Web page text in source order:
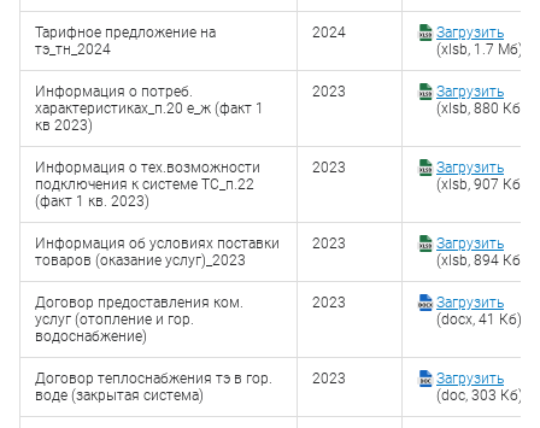
Тарифное предложение на
тэ_тн_2024
2024
Загрузить
(xlsb, 1.7 Мб)
Информация о потреб.
характеристиках_п.20 е_ж (факт 1
кв 2023)
2023
Загрузить
(xlsb, 880 Кб)
Информация о тех.возможности
подключения к системе ТС_п.22
(факт 1 кв. 2023)
2023
Загрузить
(xlsb, 907 Кб)
Информация об условиях поставки
товаров (оказание услуг)_2023
2023
Загрузить
(xlsb, 894 Кб)
Договор предоставления ком.
услуг (отопление и гор.
водоснабжение)
2023
Загрузить
(docx, 41 Кб)
Договор теплоснабжения тэ в гор.
воде (закрытая система)
2023
Загрузить
(doc, 303 Кб)